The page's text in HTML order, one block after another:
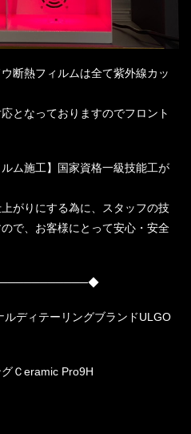
断熱フィルムは全て紫外線カッ
となっておりますのでフロント
ム施工】国家資格一級技能工が
がりにする為に、スタッフの技
で、お客様にとって安心・安全
ディテーリングブランドULGO
Ｃeramic Pro9H